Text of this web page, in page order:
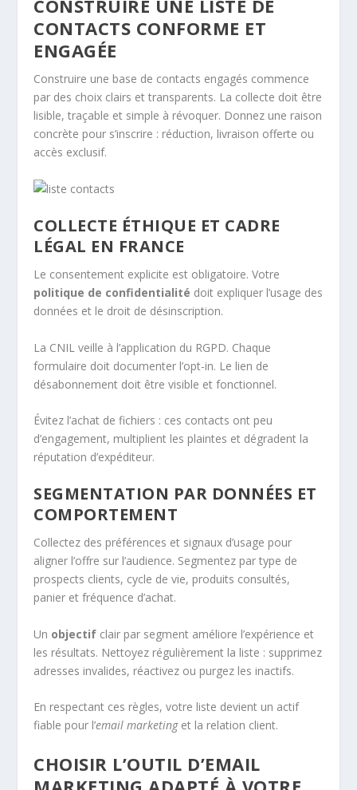
CONSTRUIRE UNE LISTE DE
CONTACTS CONFORME ET
ENGAGÉE
Construire une base de contacts engagés commence
par des choix clairs et transparents. La collecte doit être
lisible, traçable et simple à révoquer. Donnez une raison
concrète pour s’inscrire : réduction, livraison offerte ou
accès exclusif.
COLLECTE ÉTHIQUE ET CADRE
LÉGAL EN FRANCE
Le consentement explicite est obligatoire. Votre
politique de confidentialité doit expliquer l’usage des
données et le droit de désinscription.
La CNIL veille à l’application du RGPD. Chaque
formulaire doit documenter l’opt-in. Le lien de
désabonnement doit être visible et fonctionnel.
Évitez l’achat de fichiers : ces contacts ont peu
d’engagement, multiplient les plaintes et dégradent la
réputation d’expéditeur.
SEGMENTATION PAR DONNÉES ET
COMPORTEMENT
Collectez des préférences et signaux d’usage pour
aligner l’offre sur l’audience. Segmentez par type de
prospects clients, cycle de vie, produits consultés,
panier et fréquence d’achat.
Un objectif clair par segment améliore l’expérience et
les résultats. Nettoyez régulièrement la liste : supprimez
adresses invalides, réactivez ou purgez les inactifs.
En respectant ces règles, votre liste devient un actif
fiable pour l’email marketinget la relation client.
CHOISIR L’OUTIL D’EMAIL